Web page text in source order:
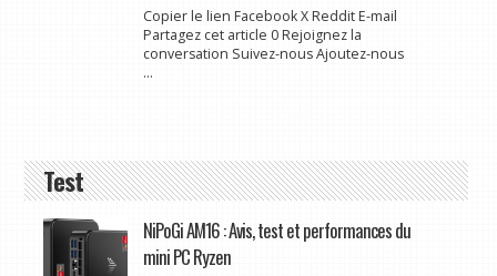
Copier le lien Facebook X Reddit E-mail
Partagez cet article 0 Rejoignez la
conversation Suivez-nous Ajoutez-nous
...
Test
NiPoGi AM16 : Avis, test et performances du
mini PC Ryzen